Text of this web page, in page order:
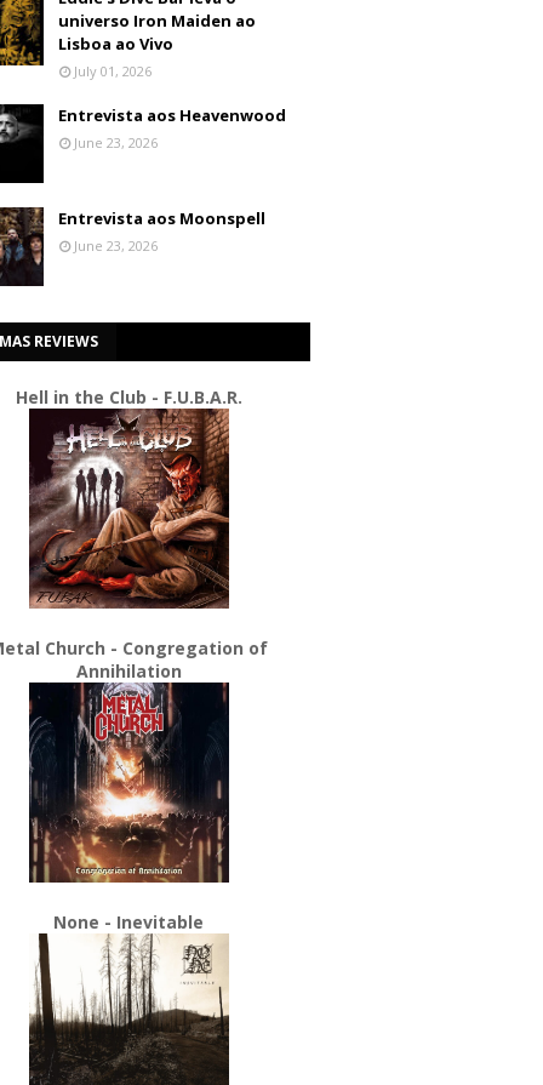
universo Iron Maiden ao
Lisboa ao Vivo
July 01, 2026
Entrevista aos Heavenwood
June 23, 2026
Entrevista aos Moonspell
June 23, 2026
REVIEWS
Hell in the Club - F.U.B.A.R.
Church - Congregation of
Annihilation
None - Inevitable